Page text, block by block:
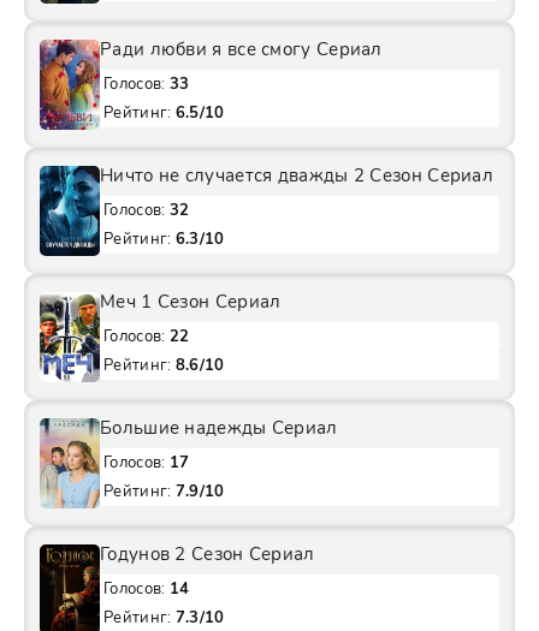
Ради любви я все смогу Сериал
Голосов: 33
Рейтинг: 6.5/10
Ничто не случается дважды 2 Сезон Сериал
Голосов: 32
Рейтинг: 6.3/10
Меч 1 Сезон Сериал
Голосов: 22
Рейтинг: 8.6/10
Большие надежды Сериал
Голосов: 17
Рейтинг: 7.9/10
Годунов 2 Сезон Сериал
Голосов: 14
Рейтинг: 7.3/10